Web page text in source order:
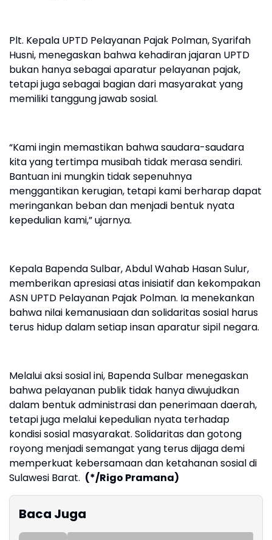
Plt. Kepala UPTD Pelayanan Pajak Polman, Syarifah
Husni, menegaskan bahwa kehadiran jajaran UPTD
bukan hanya sebagai aparatur pelayanan pajak,
tetapi juga sebagai bagian dari masyarakat yang
memiliki tanggung jawab sosial.
“Kami ingin memastikan bahwa saudara-saudara
kita yang tertimpa musibah tidak merasa sendiri.
Bantuan ini mungkin tidak sepenuhnya
menggantikan kerugian, tetapi kami berharap dapat
meringankan beban dan menjadi bentuk nyata
kepedulian kami,” ujarnya.
Kepala Bapenda Sulbar, Abdul Wahab Hasan Sulur,
memberikan apresiasi atas inisiatif dan kekompakan
ASN UPTD Pelayanan Pajak Polman. Ia menekankan
bahwa nilai kemanusiaan dan solidaritas sosial harus
terus hidup dalam setiap insan aparatur sipil negara.
Melalui aksi sosial ini, Bapenda Sulbar menegaskan
bahwa pelayanan publik tidak hanya diwujudkan
dalam bentuk administrasi dan penerimaan daerah,
tetapi juga melalui kepedulian nyata terhadap
kondisi sosial masyarakat. Solidaritas dan gotong
royong menjadi semangat yang terus dijaga demi
memperkuat kebersamaan dan ketahanan sosial di
Sulawesi Barat. (*/Rigo Pramana)
Baca Juga